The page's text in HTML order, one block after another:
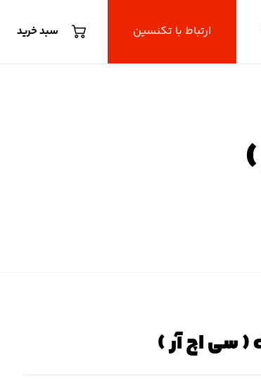
سبد خرید ارتباط با تکنسین